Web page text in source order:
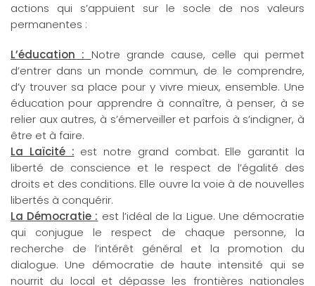
actions qui s’appuient sur le socle de nos valeurs
permanentes :
L’éducation : Notre grande cause, celle qui permet
d’entrer dans un monde commun, de le comprendre,
d’y trouver sa place pour y vivre mieux, ensemble. Une
éducation pour apprendre à connaître, à penser, à se
relier aux autres, à s’émerveiller et parfois à s’indigner, à
être et à faire.
La Laïcité : est notre grand combat. Elle garantit la
liberté de conscience et le respect de l’égalité des
droits et des conditions. Elle ouvre la voie à de nouvelles
libertés à conquérir.
La Démocratie : est l’idéal de la Ligue. Une démocratie
qui conjugue le respect de chaque personne, la
recherche de l’intérêt général et la promotion du
dialogue. Une démocratie de haute intensité qui se
nourrit du local et dépasse les frontières nationales